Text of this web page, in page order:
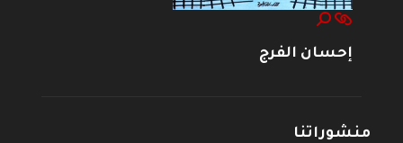
إحسان الفرج
منشوراتنا